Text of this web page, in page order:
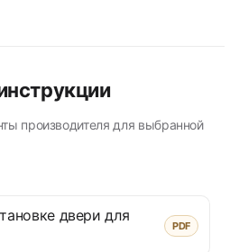
производителя для выбранной
двери для
PDF